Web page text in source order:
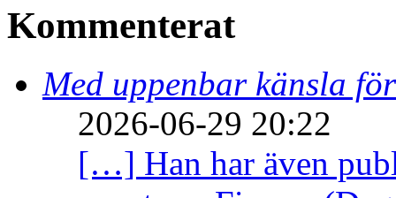
Kommenterat
Med uppenbar känsla
2026-06-29 20:22
[…] Han har även